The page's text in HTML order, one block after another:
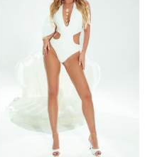
ulubionych